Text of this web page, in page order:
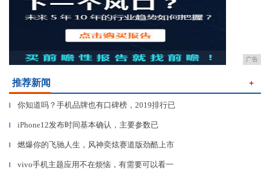
广告
推荐新闻 ＋
▎ 你知道吗？手机品牌也有口碑榜，2019排行已
▎ iPhone12发布时间基本确认，主要参数已
▎ 燃爆你的飞驰人生，风神奕炫赛道版劲酷上市
▎ vivo手机主题应用不在烦恼，有需要可以看一